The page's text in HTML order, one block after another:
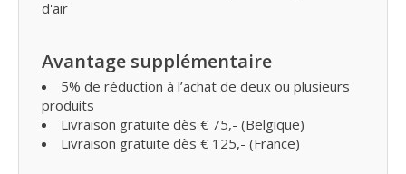
d'air
Avantage supplémentaire
5% de réduction à l’achat de deux ou plusieurs
produits
Livraison gratuite dès € 75,- (Belgique)
Livraison gratuite dès € 125,- (France)